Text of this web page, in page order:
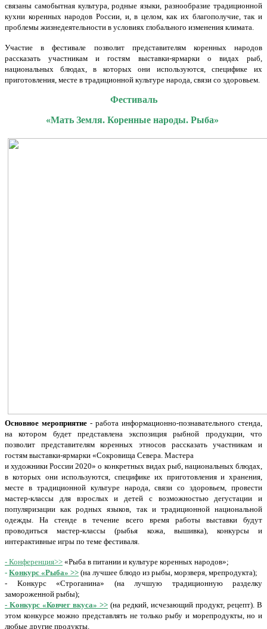
связаны самобытная культура, родные языки, разнообразие традиционной
кухни коренных народов России, и, в целом, как их благополучие, так и
проблемы жизнедеятельности в условиях глобального изменения климата.
Участие в фестивале позволит представителям коренных народов
рассказать участникам и гостям выставки-ярмарки о видах рыб,
национальных блюдах, в которых они используются, специфике их
приготовления, месте в традиционной культуре народа, связи со здоровьем.
Фестиваль
«Мать Земля. Коренные народы. Рыба»
Основное мероприятие - работа информационно-познавательного стенда,
на котором будет представлена экспозиция рыбной продукции, что
позволит представителям коренных этносов рассказать участникам и
гостям выставки-ярмарки «Сокровища Севера. Мастера
и художники России 2020» о конкретных видах рыб, национальных блюдах,
в которых они используются, специфике их приготовления и хранения,
месте в традиционной культуре народа, связи со здоровьем, провести
мастер-классы для взрослых и детей с возможностью дегустации и
популяризации как родных языков, так и традиционной национальной
одежды. На стенде в течение всего время работы выставки будут
проводиться мастер-классы (рыбья кожа, вышивка), конкурсы и
интерактивные игры по теме фестиваля.
- Конференция>> «Рыба в питании и культуре коренных народов»;
- Kонкурс «Рыба» >> (на лучшее блюдо из рыбы, морзверя, мрепродукта);
- Kонкурс «Строганина» (на лучшую традиционную разделку
замороженной рыбы);
- Kонкурс «Ковчег вкуса» >> (на редкий, исчезающий продукт, рецепт). В
этом конкурсе можно представлять не только рыбу и морепродукты, но и
любые другие продукты.